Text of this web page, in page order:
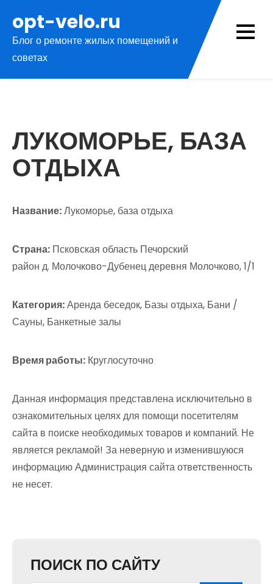
содержимому
opt-velo.ru
Блог о ремонте жилых помещений и
советах
ЛУКОМОРЬЕ, БАЗА
ОТДЫХА
Название:Лукоморье, база отдыха
Страна: Псковская область Печорский
район д. Молочково-Дубенец деревня Молочково, 1/1
Категория:Аренда беседок, Базы отдыха, Бани /
Сауны, Банкетные залы
Время работы: Круглосуточно
Данная информация представлена исключительно в
ознакомительных целях для помощи посетителям
сайта в поиске необходимых товаров и компаний. Не
является рекламой! За неверную и изменившуюся
информацию Администрация сайта ответственность
не несет.
ПОИСК ПО САЙТУ